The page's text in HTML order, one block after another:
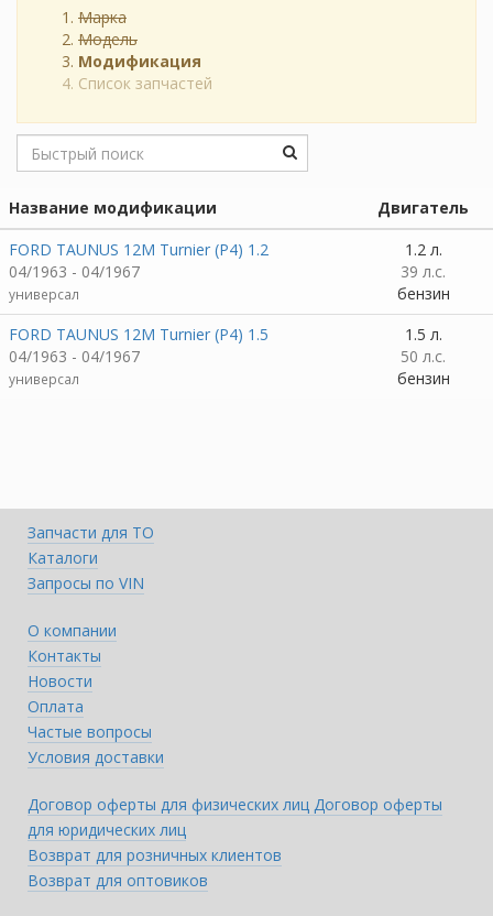
Марка
Модель
Модификация
Список запчастей
Название модификации
Двигатель
FORD TAUNUS 12M Turnier (P4) 1.2
04/1963 - 04/1967
универсал
1.2 л.
39 л.с.
бензин
FORD TAUNUS 12M Turnier (P4) 1.5
04/1963 - 04/1967
универсал
1.5 л.
50 л.с.
бензин
Запчасти для ТО
Каталоги
Запросы по VIN
О компании
Контакты
Новости
Оплата
Частые вопросы
Условия доставки
Договор оферты для физических лиц Договор оферты
для юридических лиц
Возврат для розничных клиентов
Возврат для оптовиков